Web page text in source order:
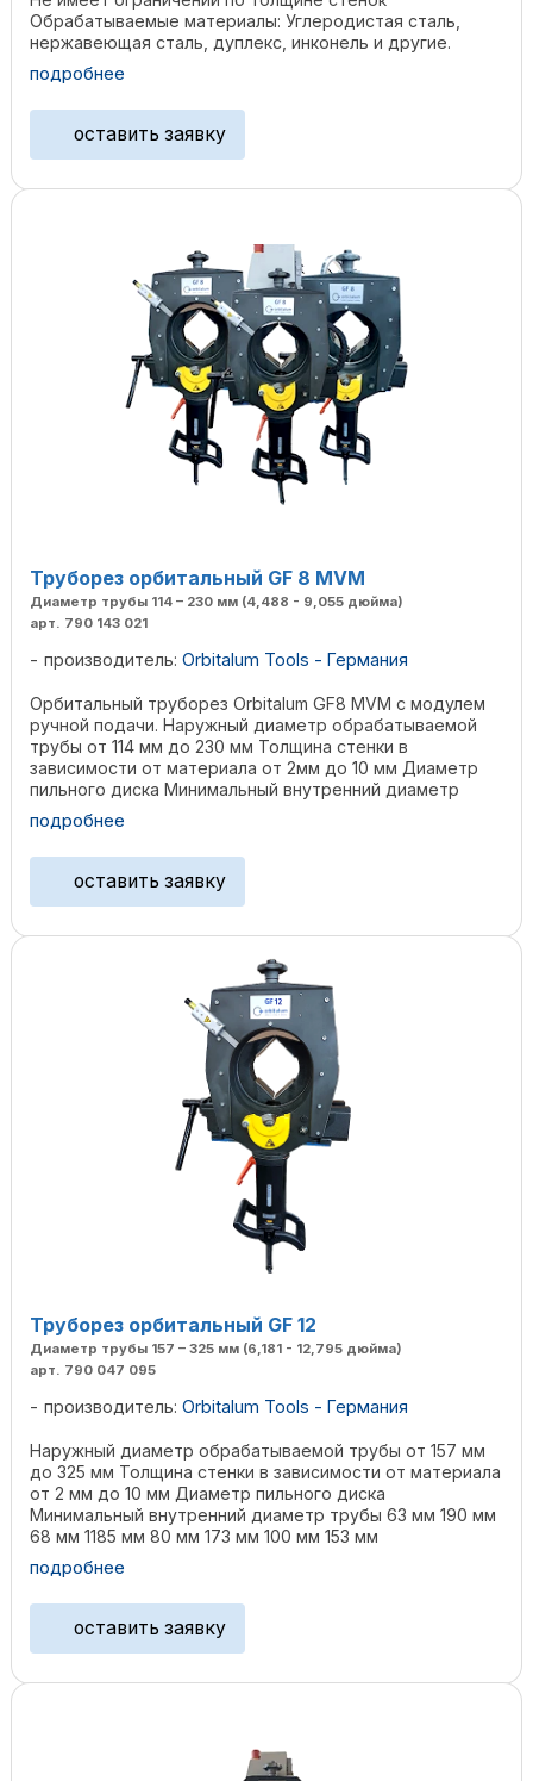
Обрабатываемые материалы: Углеродистая сталь,
нержавеющая сталь, дуплекс, инконель и другие.
Функции: ...
подробнее
оставить заявку
Труборез орбитальный GF 8 MVM
Диаметр трубы 114 – 230 мм (4,488 - 9,055 дюйма)
арт. 790 143 021
производитель: Orbitalum Tools - Германия
Орбитальный труборез Orbitalum GF8 MVM с модулем
ручной подачи. Наружный диаметр обрабатываемой
трубы от 114 мм до 230 мм Толщина стенки в
зависимости от материала от 2мм до 10 мм Диаметр
пильного диска Минимальный внутренний диаметр
трубы 63 мм 137 ...
подробнее
оставить заявку
Труборез орбитальный GF 12
Диаметр трубы 157 – 325 мм (6,181 - 12,795 дюйма)
арт. 790 047 095
производитель: Orbitalum Tools - Германия
Наружный диаметр обрабатываемой трубы от 157 мм
до 325 мм Толщина стенки в зависимости от материала
от 2 мм до 10 мм Диаметр пильного диска
Минимальный внутренний диаметр трубы 63 мм 190 мм
68 мм 1185 мм 80 мм 173 мм 100 мм 153 мм
Обрабатываемые ...
подробнее
оставить заявку